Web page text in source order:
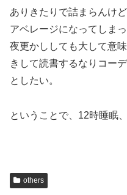
ありきたりで詰まらんけ
アベレージになってしまっ
夜更かししても大して意
きして読書するなりコー
としたい。
ということで、12時睡眠
others